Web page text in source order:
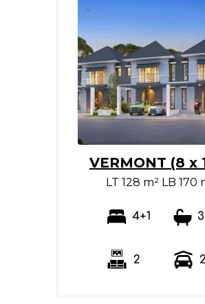
VERMONT (8 x
LT 128 m² LB 170
4+1
2
2